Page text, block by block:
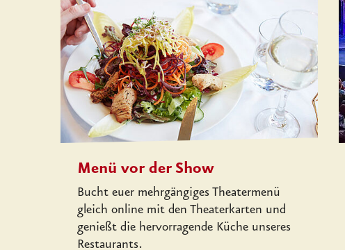
Menü vor der Show
Bucht euer mehrgängiges Theatermenü
gleich online mit den Theaterkarten und
genießt die hervorragende Küche unseres
Restaurants.